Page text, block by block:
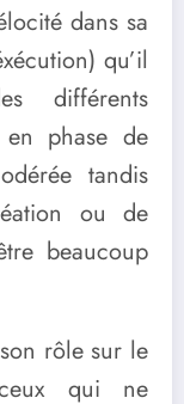
dans sa
qu’il
différents
phase de
tandis
ou de
beaucoup
rôle sur le
qui ne